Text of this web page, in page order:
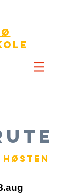
høsten